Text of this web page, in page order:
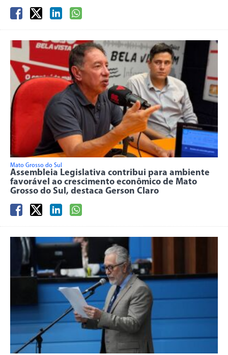
Mato Grosso do Sul
Assembleia Legislativa contribui para ambiente
favorável ao crescimento econômico de Mato
Grosso do Sul, destaca Gerson Claro